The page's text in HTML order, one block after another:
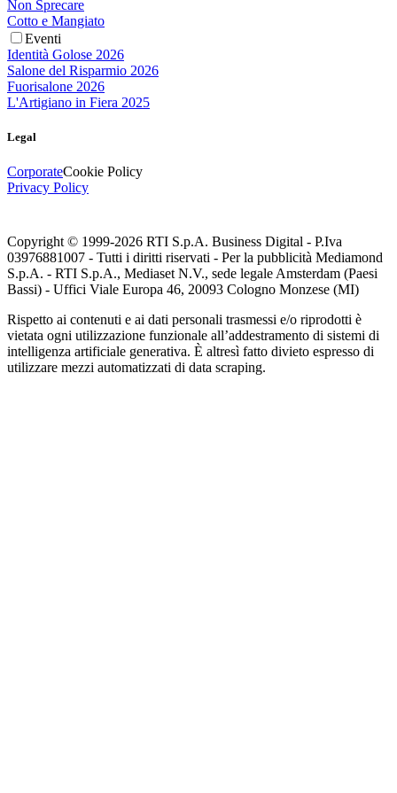
Non Sprecare
Cotto e Mangiato
Eventi
Identità Golose 2026
Salone del Risparmio 2026
Fuorisalone 2026
L'Artigiano in Fiera 2025
Legal
CorporateCookie Policy
Privacy Policy
Copyright © 1999-2026 RTI S.p.A. Business Digital - P.Iva
03976881007 - Tutti i diritti riservati - Per la pubblicità Mediamond
S.p.A. - RTI S.p.A., Mediaset N.V., sede legale Amsterdam (Paesi
Bassi) - Uffici Viale Europa 46, 20093 Cologno Monzese (MI)
Rispetto ai contenuti e ai dati personali trasmessi e/o riprodotti è
vietata ogni utilizzazione funzionale all’addestramento di sistemi di
intelligenza artificiale generativa. È altresì fatto divieto espresso di
utilizzare mezzi automatizzati di data scraping.